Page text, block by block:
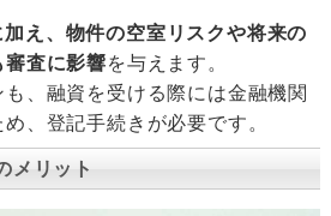
え、物件の空室リスクや将来の
査に影響を与えます。
、融資を受ける際には金融機関
、登記手続きが必要です。
メリット